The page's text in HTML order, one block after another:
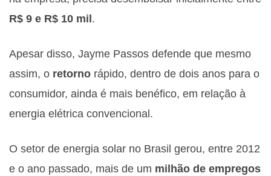
R$ 9 e R$ 10 mil.
Apesar disso, Jayme Passos defende que mesmo
assim, o retorno rápido, dentro de dois anos para o
consumidor, ainda é mais benéfico, em relação à
energia elétrica convencional.
O setor de energia solar no Brasil gerou, entre 2012
e o ano passado, mais de um milhão de empregos